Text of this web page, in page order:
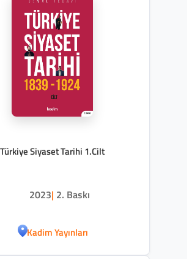
Türkiye Siyaset Tarihi 1.Cilt
2023| 2. Baskı
Kadim Yayınları